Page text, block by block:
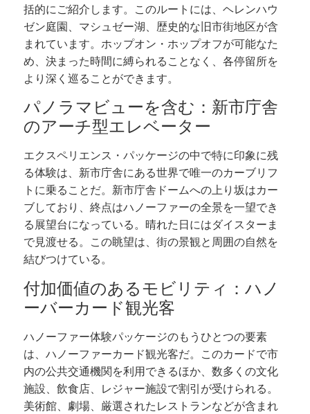
括的にご紹介します。このルートには、ヘレンハウ
ゼン庭園、マシュゼー湖、歴史的な旧市街地区が含
まれています。ホップオン・ホップオフが可能なた
め、決まった時間に縛られることなく、各停留所を
より深く巡ることができます。
パノラマビューを含む：新市庁舎
のアーチ型エレベーター
エクスペリエンス・パッケージの中で特に印象に残
る体験は、新市庁舎にある世界で唯一のカーブリフ
トに乗ることだ。新市庁舎ドームへの上り坂はカー
ブしており、終点はハノーファーの全景を一望でき
る展望台になっている。晴れた日にはダイスターま
で見渡せる。この眺望は、街の景観と周囲の自然を
結びつけている。
付加価値のあるモビリティ：ハノ
ーバーカード観光客
ハノーファー体験パッケージのもうひとつの要素
は、ハノーファーカード観光客だ。このカードで市
内の公共交通機関を利用できるほか、数多くの文化
施設、飲食店、レジャー施設で割引が受けられる。
美術館、劇場、厳選されたレストランなどが含まれ